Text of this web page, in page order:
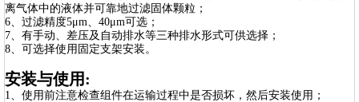
离气体中的液体并可靠地过滤固体颗粒；
6、过滤精度5μm、40μm可选；
7、有手动、差压及自动排水等三种排水形式可供选择；
8、可选择使用固定支架安装。
安装与使用:
1、使用前注意检查组件在运输过程中是否损坏，然后安装使用；